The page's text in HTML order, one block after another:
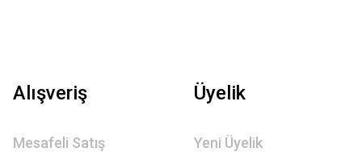
Alışveriş
Mesafeli Satış
Üyelik
Yeni Üyelik